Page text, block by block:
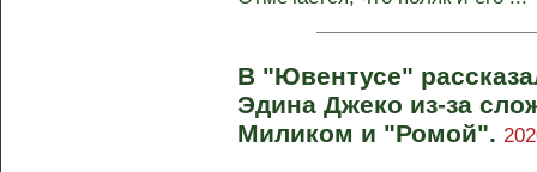
В "Ювентусе"
Эдина Джеко из-за
Миликом и "Ромой".